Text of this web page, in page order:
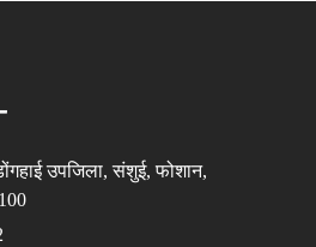
उपजिला, संशुई, फोशान,